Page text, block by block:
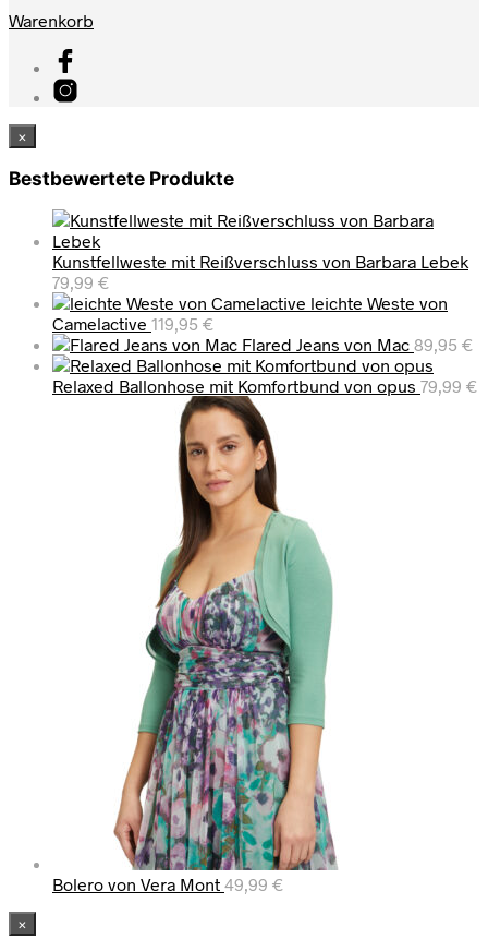
Warenkorb
×
Bestbewertete Produkte
Kunstfellweste mit Reißverschluss von Barbara Lebek
79,99 €
leichte Weste von
Camelactive 119,95 €
Flared Jeans von Mac 89,95 €
Relaxed Ballonhose mit Komfortbund von opus 79,99 €
Bolero von Vera Mont 49,99 €
×